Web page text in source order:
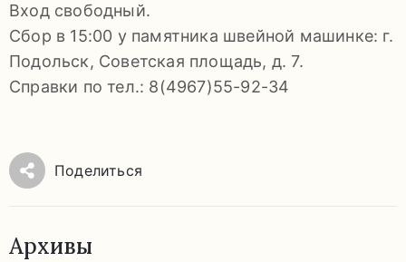
Заявление
Вход свободный.
Сбор в 15:00 у памятника швейной машинке: г.
Подольск, Советская площадь, д. 7.
Справки по тел.: 8(4967)55-92-34
Поделиться
Архивы